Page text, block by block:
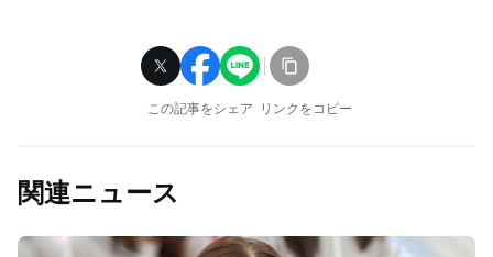
この記事をシェア リンクをコピー
関連ニュース